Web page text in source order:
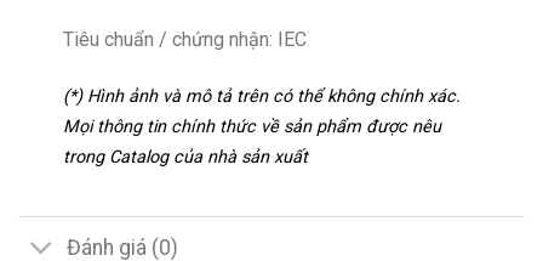
Tiêu chuẩn / chứng nhận: IEC
(*) Hình ảnh và mô tả trên có thể không chính xác.
Mọi thông tin chính thức về sản phẩm được nêu
trong Catalog của nhà sản xuất
Đánh giá (0)